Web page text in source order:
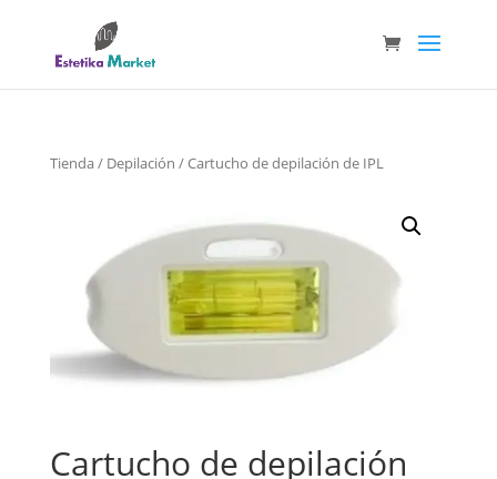
Tienda/ Depilación / Cartucho de depilación de IPL
Cartucho de depilación